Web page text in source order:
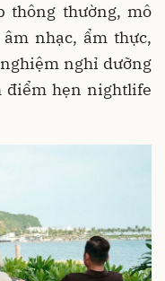
thông thường, mô
nhạc, ẩm thực,
nghỉ dưỡng
điểm hẹn nightlife